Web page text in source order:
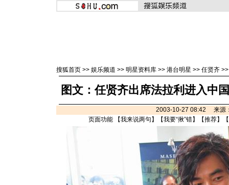
搜狐首页 >> 娱乐频道 >> 明星资料库 >> 港台明星 >> 任贤齐
图文：任贤齐出席法拉利进入中
2003-10-27 08:42 来源
页面功能 【我来说两句 】【我要“揪”错】【推荐】